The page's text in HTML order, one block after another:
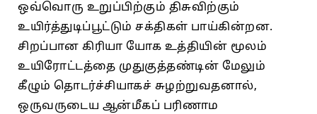
ஒவ்வொரு உறுப்பிற்கும் திசுவிற்கும்
உயிர்த்துடிப்பூட்டும் சக்திகள் பாய்கின்றன.
சிறப்பான கிரியா யோக உத்தியின் மூலம்
உயிரோட்டத்தை முதுகுத்தண்டின் மேலும்
கீழும் தொடர்ச்சியாகச் சுழற்றுவதனால்,
ஒருவருடைய ஆன்மீகப் பரிணாம